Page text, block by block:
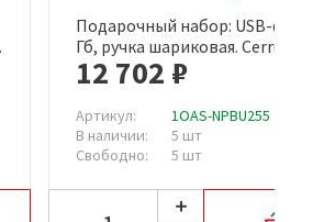
Быстрый просмотр
Подарочный набор: USB-
Гб, ручка шариковая. Cerruti
12 702 ₽
Артикул:
1OAS-NPBU255
В наличии:
5 шт
Свободно:
5 шт